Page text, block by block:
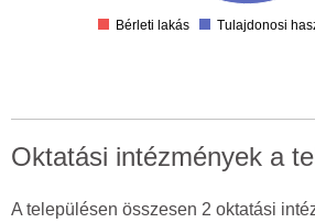
Bérleti lakás Tulajdonosi
Oktatási intézmények a
A településen összesen 2 oktatási